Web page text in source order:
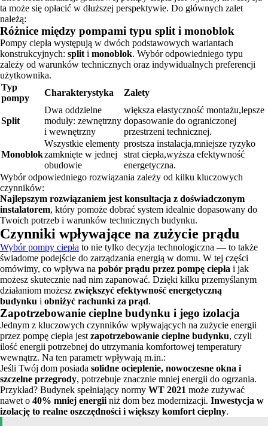
ta może się opłacić w dłuższej perspektywie. Do głównych zalet
należą:
Różnice między pompami typu split i monoblok
Pompy ciepła występują w dwóch podstawowych wariantach
konstrukcyjnych: split i monoblok. Wybór odpowiedniego typu
zależy od warunków technicznych oraz indywidualnych preferencji
użytkownika.
Typ
pompy
Charakterystyka Zalety
Split
Dwa oddzielne
moduły: zewnętrzny
i wewnętrzny
większa elastyczność montażu,lepsze
dopasowanie do ograniczonej
przestrzeni technicznej.
Monoblok
Wszystkie elementy
zamknięte w jednej
obudowie
prostsza instalacja,mniejsze ryzyko
strat ciepła,wyższa efektywność
energetyczna.
Wybór odpowiedniego rozwiązania zależy od kilku kluczowych
czynników:
Najlepszym rozwiązaniem jest konsultacja z doświadczonym
instalatorem, który pomoże dobrać system idealnie dopasowany do
Twoich potrzeb i warunków technicznych budynku.
Czynniki wpływające na zużycie prądu
Wybór pompy ciepła to nie tylko decyzja technologiczna — to także
świadome podejście do zarządzania energią w domu. W tej części
omówimy, co wpływa na pobór prądu przez pompę ciepła i jak
możesz skutecznie nad nim zapanować. Dzięki kilku przemyślanym
działaniom możesz zwiększyć efektywność energetyczną
budynku i obniżyć rachunki za prąd.
Zapotrzebowanie cieplne budynku i jego izolacja
Jednym z kluczowych czynników wpływających na zużycie energii
przez pompę ciepła jest zapotrzebowanie cieplne budynku, czyli
ilość energii potrzebnej do utrzymania komfortowej temperatury
wewnątrz. Na ten parametr wpływają m.in.:
Jeśli Twój dom posiada solidne ocieplenie, nowoczesne okna i
szczelne przegrody, potrzebuje znacznie mniej energii do ogrzania.
Przykład? Budynek spełniający normy WT 2021 może zużywać
nawet o 40% mniej energii niż dom bez modernizacji. Inwestycja w
izolację to realne oszczędności i większy komfort cieplny.